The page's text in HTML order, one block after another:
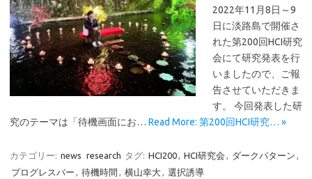
2022年11月8日～9
日に淡路島で開催さ
れた第200回HCI研究
会にて研究発表を行
いましたので、ご報
告させていただきま
す。 今回発表した研
究のテーマは「待機画面にお… Read More: 第200回HCI研究… »
カテゴリー: news research タグ: HCI200, HCI研究会 , ダークパターン ,
プログレスバー , 待機時間 , 横山幸大, 選択誘導